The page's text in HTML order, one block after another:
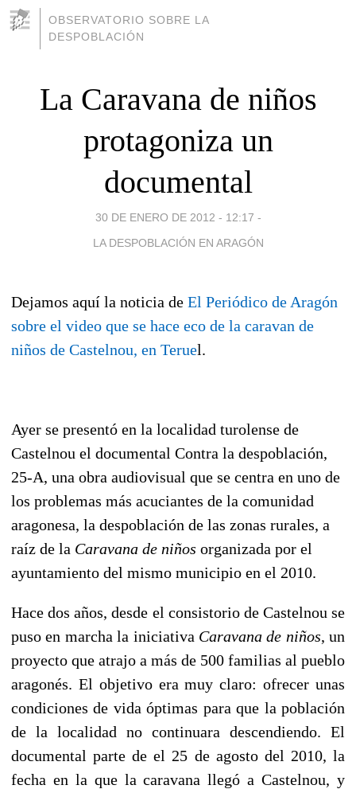
OBSERVATORIO SOBRE LA
DESPOBLACIÓN
La Caravana de niños
protagoniza un
documental
30 DE ENERO DE 2012 - 12:17 -
LA DESPOBLACIÓN EN ARAGÓN
Dejamos aquí la noticia de El Periódico de Aragón
sobre el video que se hace eco de la caravan de
niños de Castelnou, en Teruel.
Ayer se presentó en la localidad turolense de
Castelnou el documental Contra la despoblación,
25-A, una obra audiovisual que se centra en uno de
los problemas más acuciantes de la comunidad
aragonesa, la despoblación de las zonas rurales, a
raíz de la Caravana de niños organizada por el
ayuntamiento del mismo municipio en el 2010.
Hace dos años, desde el consistorio de Castelnou se
puso en marcha la iniciativa Caravana de niños, un
proyecto que atrajo a más de 500 familias al pueblo
aragonés. El objetivo era muy claro: ofrecer unas
condiciones de vida óptimas para que la población
de la localidad no continuara descendiendo. El
documental parte de el 25 de agosto del 2010, la
fecha en la que la caravana llegó a Castelnou, y